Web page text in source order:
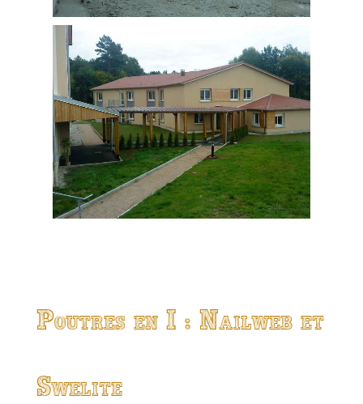
Poutres en I : Nailweb et
Swelite